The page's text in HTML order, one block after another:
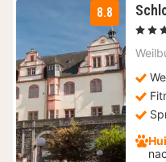
8.8
, 4